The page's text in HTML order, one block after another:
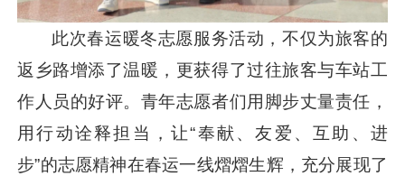
此次春运暖冬志愿服务活动，不仅为旅客的
返乡路增添了温暖，更获得了过往旅客与车站工
作人员的好评。青年志愿者们用脚步丈量责任，
用行动诠释担当，让“奉献、友爱、互助、进
步”的志愿精神在春运一线熠熠生辉，充分展现了